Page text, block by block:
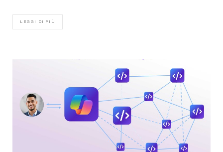
LEGGI DI PIÙ